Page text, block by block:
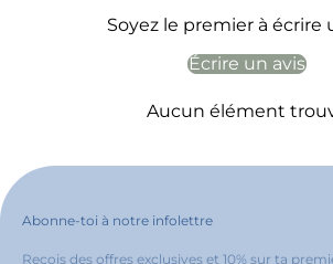
Soyez le premier à écrire
Écrire un avis
Aucun élément
Abonne-toi à notre infolettre
Reçois des offres exclusives et 10% sur ta